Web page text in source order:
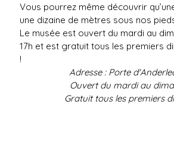
Vous pourrez même découvrir
une dizaine de mètres sous nos
Le musée est ouvert du mardi au
17h et est gratuit tous les premiers
!
Adresse : Porte
Ouvert du mardi au
Gratuit tous les premiers